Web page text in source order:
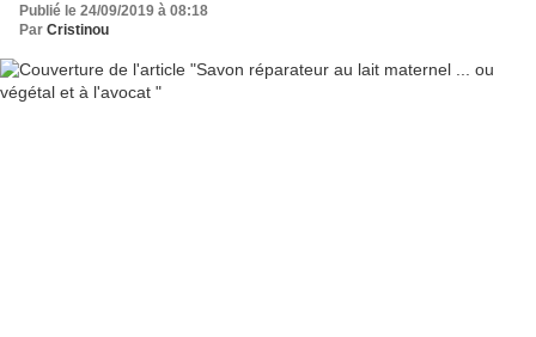
Publié le 24/09/2019 à 08:18
Par Cristinou